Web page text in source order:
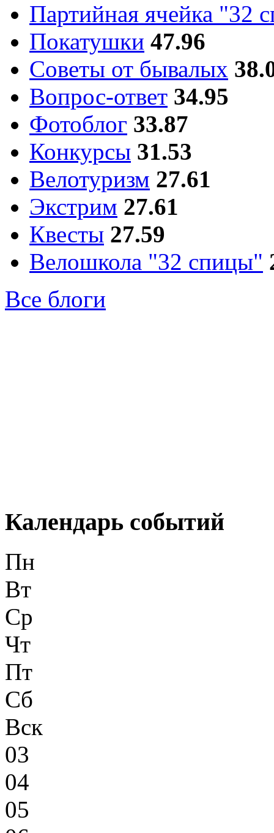
Партийная ячейка "32
Покатушки 47.96
Советы от бывалых
Вопрос-ответ 34.95
Фотоблог 33.87
Конкурсы 31.53
Велотуризм 27.61
Экстрим 27.61
Квесты 27.59
Велошкола "32 спицы"
Все блоги
Календарь событий
Пн
Вт
Ср
Чт
Пт
Сб
Вск
03
04
05